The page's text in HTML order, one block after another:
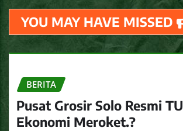
YOU MAY HAVE MISSED
BERITA
Pusat Grosir Solo Resmi
Ekonomi Meroket.?